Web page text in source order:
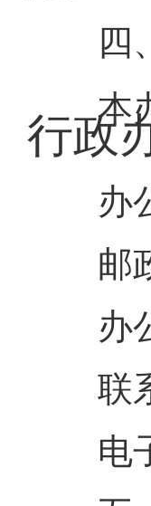
四
本
行政
办
邮
办
联
电